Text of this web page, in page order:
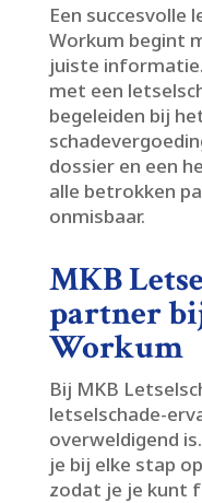
Een succesvolle
Workum begint
juiste
met een
begeleiden bij
dossier en een
alle betrokken
onmisbaar.​
MKB
partner
Workum
Bij MKB
letselschade-
overweldigend
je bij elke stap
zodat je je kunt